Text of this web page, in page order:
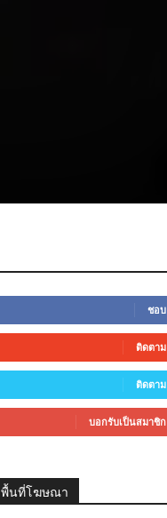
ชอบ
ติดตาม
ติดตาม
บอกรับเป็นสมาชิก
พื้นที่โฆษณา